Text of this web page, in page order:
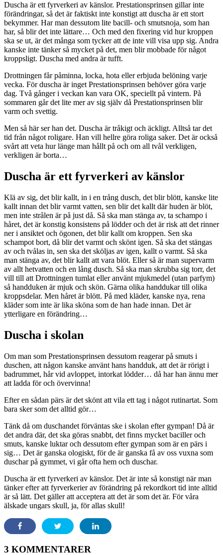
Duscha är ett fyrverkeri av känslor. Prestationsprinsen gillar inte
förändringar, så det är faktiskt inte konstigt att duscha är ett stort
bekymmer. Har man dessutom lite bacill- och smutsnoja, som han
har, så blir det inte lättare… Och med den fixering vid hur kroppen
ska se ut, är det många som tycker att de inte vill visa upp sig. Andra
kanske inte tänker så mycket på det, men blir mobbade för något
kroppsligt. Duscha med andra är tufft.
Drottningen får påminna, locka, hota eller erbjuda belöning varje
vecka. För duscha är inget Prestationsprinsen behöver göra varje
dag. Två gånger i veckan kan vara OK, speciellt på vintern. På
sommaren går det lite mer av sig själv då Prestationsprinsen blir
varm och svettig.
Men så här ser han det. Duscha är tråkigt och äckligt. Alltså tar det
tid från något roligare. Han vill hellre göra roliga saker. Det är också
svårt att veta hur länge man hållt på och om all tvål verkligen,
verkligen är borta…
Duscha är ett fyrverkeri av känslor
Klä av sig, det blir kallt, in i en trång dusch, det blir blött, kanske lite
kallt innan det blir varmt vatten, sen blir det kallt där huden är blöt,
men inte strålen är på just då. Så ska man stänga av, ta schampo i
håret, det är konstig konsistens på lödder och det är risk att det rinner
ner i ansiktet och ögonen, det blir kallt om kroppen. Sen ska
schampot bort, då blir det varmt och skönt igen. Så ska det stängas
av och tvålas in, sen ska det sköljas av igen, kallt o varmt. Så ska
man stänga av, det blir kallt att vara blöt. Eller så är man supervarm
av allt hetvatten och en lång dusch. Så ska man skrubba sig torr, det
vill till att Drottningen tumlat eller använt mjukmedel (utan parfym)
så handduken är mjuk och skön. Gärna olika handdukar till olika
kroppsdelar. Men håret är blött. På med kläder, kanske nya, rena
kläder som inte är lika sköna som de han hade innan. Det är
ytterligare en förändring…
Duscha i skolan
Om man som Prestationsprinsen dessutom reagerar på smuts i
duschen, att någon kanske använt hans handduk, att det är rörigt i
badrummet, hår vid avloppet, intorkat lödder… då har han ännu mer
att ladda för och övervinna!
Efter en sådan pärs är det skönt att vila ett tag i något rutinartat. Som
bara sker som det alltid gör…
Tänk då om duschandet förväntas ske i skolan efter gympan! Då är
det andra där, det ska göras snabbt, det finns mycket baciller och
smuts, kanske luktar och dessutom efter gympan som är en pärs i
sig… Det är ganska ologiskt, för de är ganska få av oss vuxna som
duschar på gymmet, vi går ofta hem och duschar.
Duscha är ett fyrverkeri av känslor. Det är inte så konstigt när man
tänker efter att fyrverkerier av förändring på rekordkort tid inte alltid
är så lätt. Det gäller att acceptera att det är som det är. För våra
älskade ungars skull, ja, för allas skull!
3 KOMMENTARER